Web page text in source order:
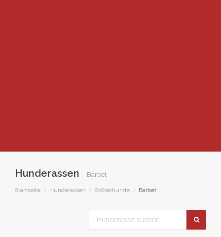
Hunderassen Barbet
Startseite Hunderassen Stöberhunde Barbet